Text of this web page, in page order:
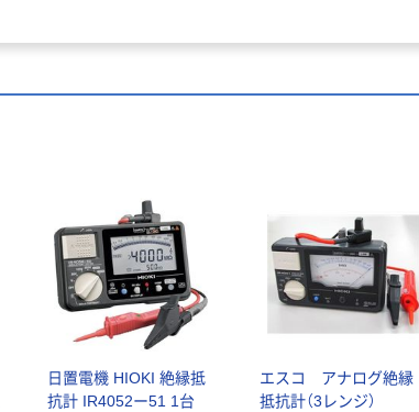
日置電機 HIOKI 絶縁抵
抗計 IR4052ー51 1台
エスコ アナログ絶縁
抵抗計（3レンジ）